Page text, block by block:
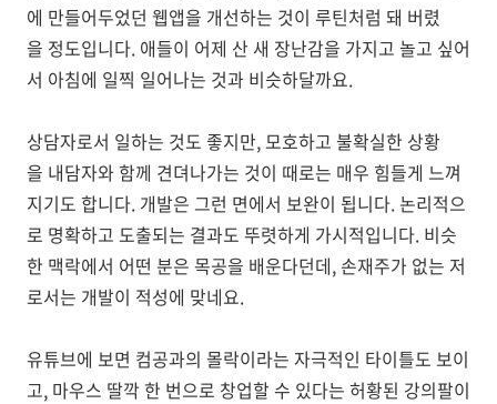
에 만들어두었던 웹앱을 개선하는 것이 루틴처럼 돼 버렸
을 정도입니다. 애들이 어제 산 새 장난감을 가지고 놀고 싶어
서 아침에 일찍 일어나는 것과 비슷하달까요.
상담자로서 일하는 것도 좋지만, 모호하고 불확실한 상황
을 내담자와 함께 견뎌나가는 것이 때로는 매우 힘들게 느껴
지기도 합니다. 개발은 그런 면에서 보완이 됩니다. 논리적으
로 명확하고 도출되는 결과도 뚜렷하게 가시적입니다. 비슷
한 맥락에서 어떤 분은 목공을 배운다던데, 손재주가 없는 저
로서는 개발이 적성에 맞네요.
유튜브에 보면 컴공과의 몰락이라는 자극적인 타이틀도 보이
고, 마우스 딸깍 한 번으로 창업할 수 있다는 허황된 강의팔이